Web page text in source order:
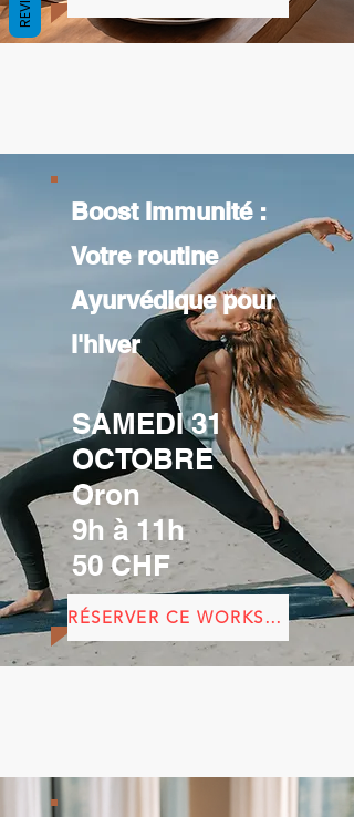
Boost Immunité :
Votre routine
Ayurvédique pour
l'hiver
SAMEDI 31
OCTOBRE
Oron
9h à 11h
50 CHF
RÉSERVER CE WORKSHOP